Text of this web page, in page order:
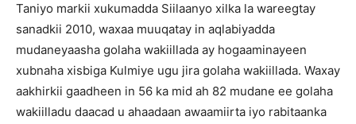
Taniyo markii xukumadda Siilaanyo xilka la wareegtay
sanadkii 2010, waxaa muuqatay in aqlabiyadda
mudaneyaasha golaha wakiillada ay hogaaminayeen
xubnaha xisbiga Kulmiye ugu jira golaha wakiillada. Waxay
aakhirkii gaadheen in 56 ka mid ah 82 mudane ee golaha
wakiilladu daacad u ahaadaan awaamiirta iyo rabitaanka